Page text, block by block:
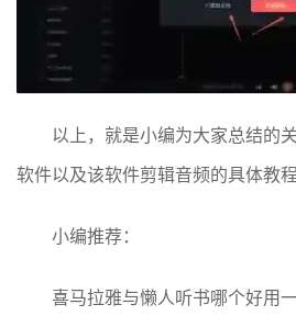
以上，就是小编为大家总结的
软件以及该软件剪辑音频的具体教
小编推荐：
喜马拉雅与懒人听书哪个好用